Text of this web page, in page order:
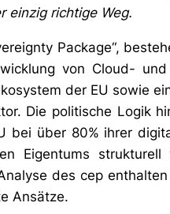
einzig richtige Weg.
Package“,
von Cloud-
der EU sowie
Die politische Logik
bei über 80% ihrer
Eigentums strukturell
des cep
Ansätze.